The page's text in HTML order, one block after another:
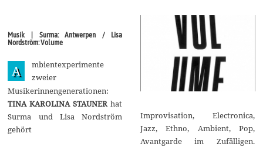
Musik | Surma: Antwerpen / Lisa
Nordström: Volume
A
mbientexperimente
zweier
Musikerinnengenerationen:
TINA KAROLINA STAUNER hat
Surma und Lisa Nordström
gehört
Improvisation, Electronica,
Jazz, Ethno, Ambient, Pop,
Avantgarde im Zufälligen.